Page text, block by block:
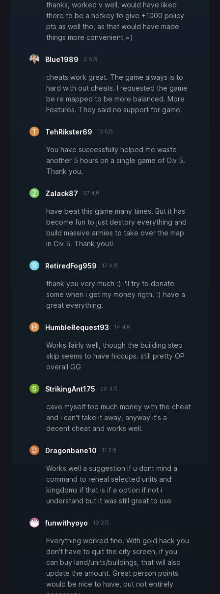
thanks, worked v well, would have liked
there to be a hotkey to give +1000 policy
pts as well tho, as that would have made
things more convenient =)
Blue1989 3 6月
cheats work great. The game always is to
hard with out cheats. I requested the game
be re mapped to be more balanced. More
Features. They said no support for game.
TehRikster69 12 5月
You have successfully helped me waste
another 5 hours on a single game of Civ 5.
Thank you.
Zalack87 27 4月
have beat this game many times. But it has
become fun to just destory everything and
build massive armies to take over the map
in Civ 5. Thank you!!
RetiredFog959 17 4月
thank you very much :) i'll try to donate
some when i get my money rigth. :) have a
great everything.
HumbleRequest93 14 4月
Works fairly well, though the building step
skip seems to have hiccups. still pretty OP
overall GG
StrikingAnt175 20 3月
cave myself too much money with the cheat
and i can't take it away, anyway it's a
decent cheat and works well.
Dragonbane10 11 2月
Works well a suggestion if u dont mind a
command to reheal selected units and
kingdoms if that is if a option if not i
understand but it was still great to use
funwithyoyo 10 2月
Everything worked fine. With gold hack you
don't have to quit the city screen, if you
can buy land/units/buildings, that will also
update the amount. Great person points
would be nice to have, but not entirely